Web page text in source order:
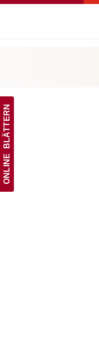
ONLINE BLÄTTERN